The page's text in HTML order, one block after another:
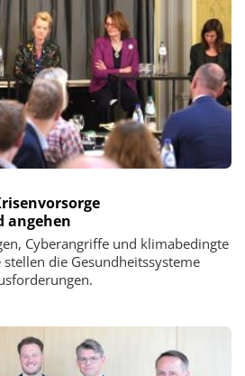
angehen
Cyberangriffe und klimabedingte
die Gesundheitssysteme